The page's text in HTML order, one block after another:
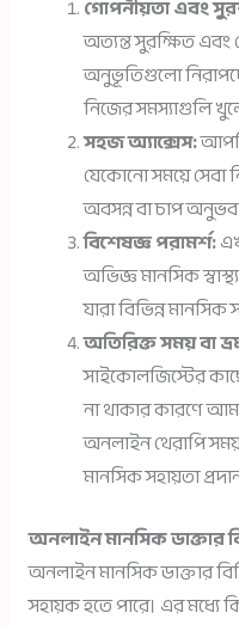
গোপনীয়তা এবং
অত্যন্ত সুরক্ষিত
অনুভূতিগুলো
নিজের সমস্যাগুলি
সহজ অ্যাক্সেস:
যেকোনো সময়ে সেবা
অবসন্ন বা চাপ
বিশেষজ্ঞ পরামর্শ:
অভিজ্ঞ মানসিক
যারা বিভিন্ন
অতিরিক্ত সময় বা
সাইকোলজিস্টের
না থাকার কারণে
অনলাইন থেরাপি
মানসিক সহায়তা
অনলাইন মানসিক ডাক্তার
অনলাইন মানসিক ডাক্তার
সহায়ক হতে পারে। এর মধ্যে